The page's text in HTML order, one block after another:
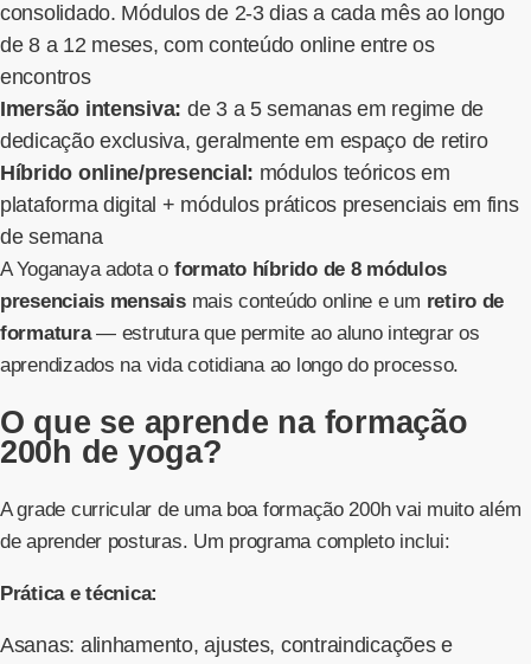
consolidado. Módulos de 2-3 dias a cada mês ao longo
de 8 a 12 meses, com conteúdo online entre os
encontros
Imersão intensiva: de 3 a 5 semanas em regime de
dedicação exclusiva, geralmente em espaço de retiro
Híbrido online/presencial: módulos teóricos em
plataforma digital + módulos práticos presenciais em fins
de semana
A Yoganaya adota o formato híbrido de 8 módulos
presenciais mensaismais conteúdo online e um retiro de
formatura— estrutura que permite ao aluno integrar os
aprendizados na vida cotidiana ao longo do processo.
O que se aprende na formação
200h de yoga?
A grade curricular de uma boa formação 200h vai muito além
de aprender posturas. Um programa completo inclui:
Prática e técnica:
Asanas: alinhamento, ajustes, contraindicações e